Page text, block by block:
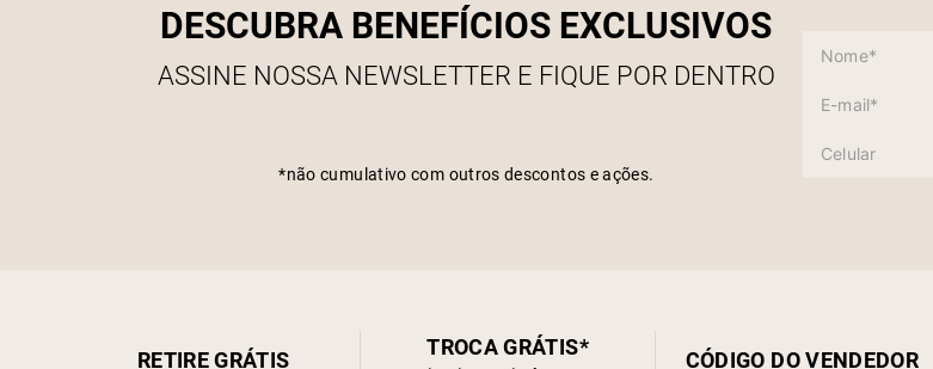
DESCUBRA BENEFÍCIOS EXCLUSIVOS
ASSINE NOSSA NEWSLETTER E FIQUE POR DENTRO
*não cumulativo com outros descontos e ações.
RETIRE GRÁTIS TROCA GRÁTIS* CÓDIGO DO VENDEDOR